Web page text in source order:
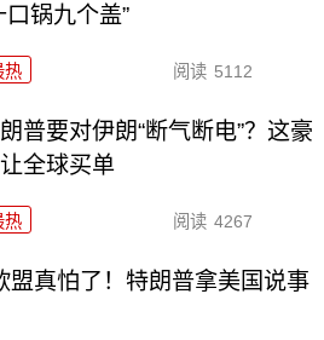
口锅九个盖”
热 阅读 5112
普要对伊朗“断气断电”？这豪
全球买单
热 阅读 4267
盟真怕了！特朗普拿美国说事